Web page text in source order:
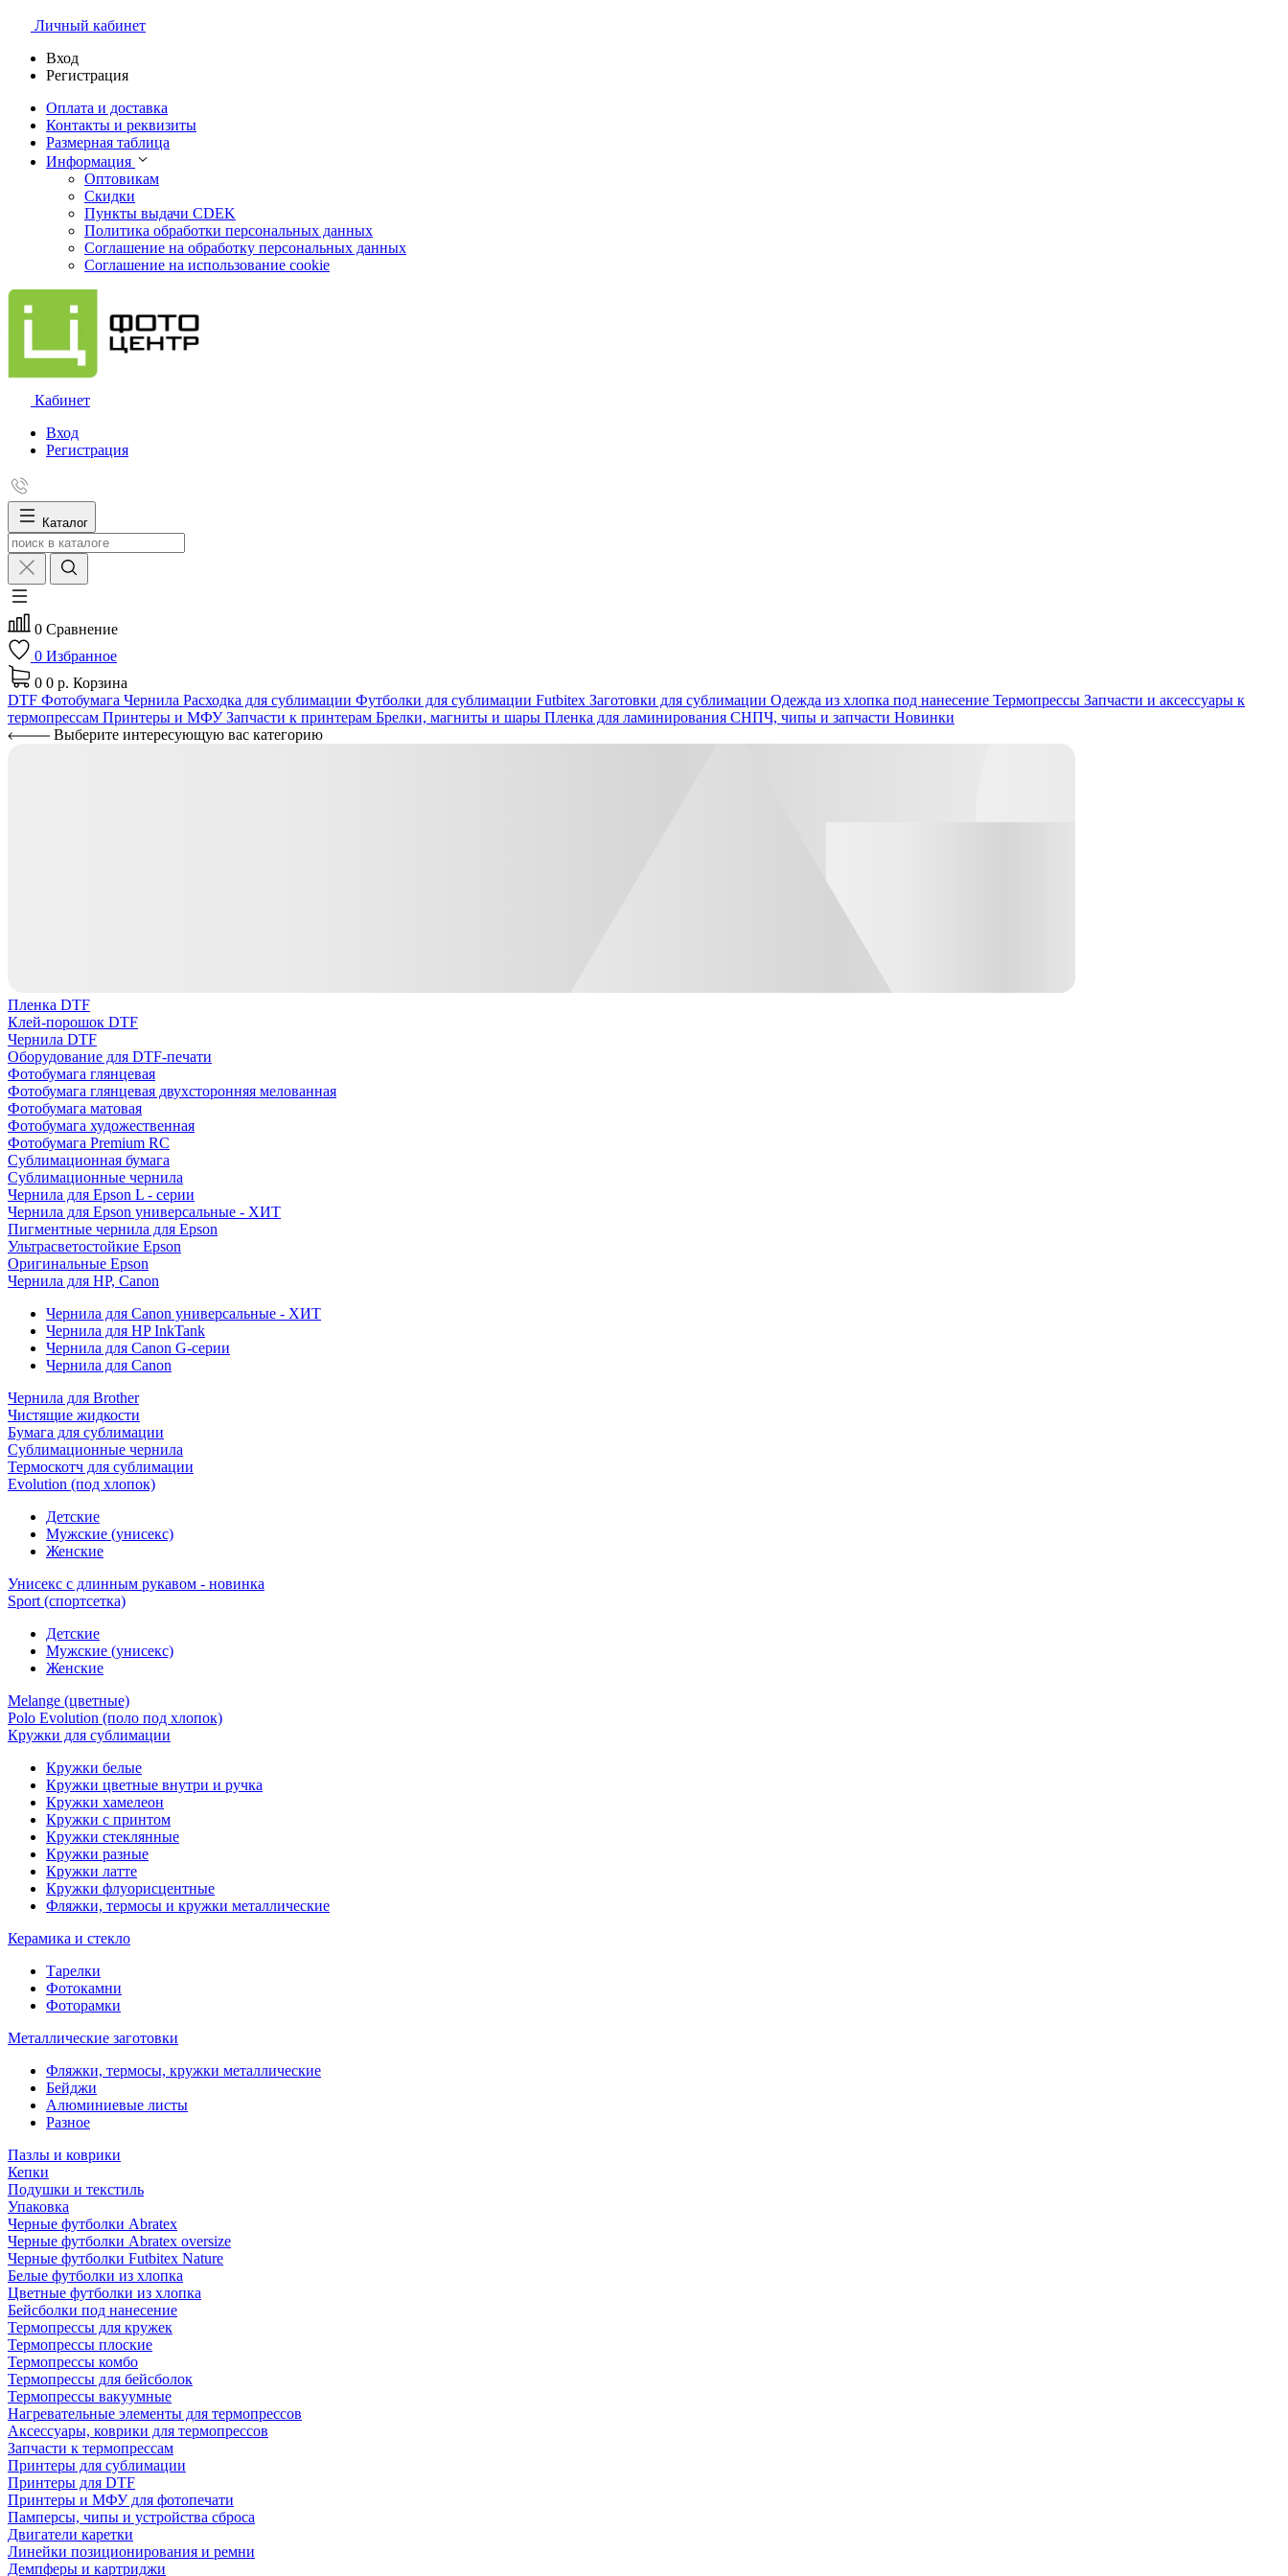
Личный кабинет
Вход
Регистрация
Оплата и доставка
Контакты и реквизиты
Размерная таблица
Информация
Оптовикам
Скидки
Пункты выдачи CDEK
Политика обработки персональных данных
Соглашение на обработку персональных данных
Соглашение на использование cookie
Кабинет
Вход
Регистрация
Каталог
0 Сравнение
0 Избранное
0 0 р. Корзина
DTF Фотобумага Чернила Расходка для сублимации Футболки для сублимации Futbitex Заготовки для сублимации Одежда из хлопка под нанесение Термопрессы Запчасти и аксессуары к
термопрессам Принтеры и МФУЗапчасти к принтерам Брелки, магниты и шары Пленка для ламинирования СНПЧ, чипы и запчасти Новинки
Выберите интересующую вас категорию
Пленка DTF
Клей-порошок DTF
Чернила DTF
Оборудование для DTF-печати
Фотобумага глянцевая
Фотобумага глянцевая двухсторонняя мелованная
Фотобумага матовая
Фотобумага художественная
Фотобумага Premium RC
Сублимационная бумага
Сублимационные чернила
Чернила для Epson L - серии
Чернила для Epson универсальные - ХИТ
Пигментные чернила для Epson
Ультрасветостойкие Epson
Оригинальные Epson
Чернила для HP, Canon
Чернила для Canon универсальные - ХИТ
Чернила для HP InkTank
Чернила для Canon G-серии
Чернила для Canon
Чернила для Brother
Чистящие жидкости
Бумага для сублимации
Сублимационные чернила
Термоскотч для сублимации
Evolution (под хлопок)
Детские
Мужские (унисекс)
Женские
Унисекс с длинным рукавом - новинка
Sport (спортсетка)
Детские
Мужские (унисекс)
Женские
Melange (цветные)
Polo Evolution (поло под хлопок)
Кружки для сублимации
Кружки белые
Кружки цветные внутри и ручка
Кружки хамелеон
Кружки c принтом
Кружки стеклянные
Кружки разные
Кружки латте
Кружки флуорисцентные
Фляжки, термосы и кружки металлические
Керамика и стекло
Тарелки
Фотокамни
Фоторамки
Металлические заготовки
Фляжки, термосы, кружки металлические
Бейджи
Алюминиевые листы
Разное
Пазлы и коврики
Кепки
Подушки и текстиль
Упаковка
Черные футболки Abratex
Черные футболки Abratex oversize
Черные футболки Futbitex Nature
Белые футболки из хлопка
Цветные футболки из хлопка
Бейсболки под нанесение
Термопрессы для кружек
Термопрессы плоские
Термопрессы комбо
Термопрессы для бейсболок
Термопрессы вакуумные
Нагревательные элементы для термопрессов
Аксессуары, коврики для термопрессов
Запчасти к термопрессам
Принтеры для сублимации
Принтеры для DTF
Принтеры и МФУ для фотопечати
Памперсы, чипы и устройства сброса
Двигатели каретки
Линейки позиционирования и ремни
Демпферы и картриджи